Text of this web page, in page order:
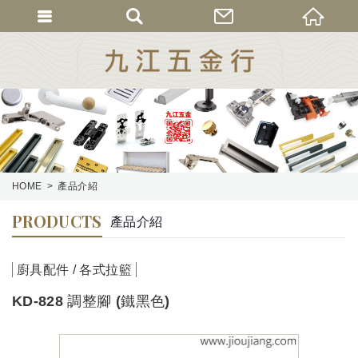
HOME 產品介紹
PRODUCTS 產品介紹
廚具配件 / 各式拉籃
KD-828 調整腳 (鐵黑色)